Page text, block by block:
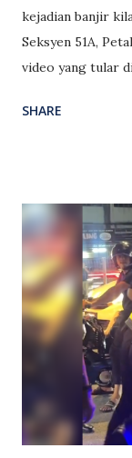
kejadian banjir
Seksyen 51A,
video yang tular
meningkat
pemantauan dan
air mencecah
trend penurunan.
terlibat atau
ramai
lebat dan
mengurangkan
SHARE